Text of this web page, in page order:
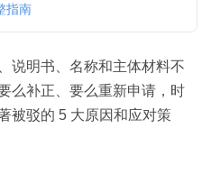
指南
说明书、名称和主体材料不
么补正、要么重新申请，时
被驳的 5 大原因和应对策